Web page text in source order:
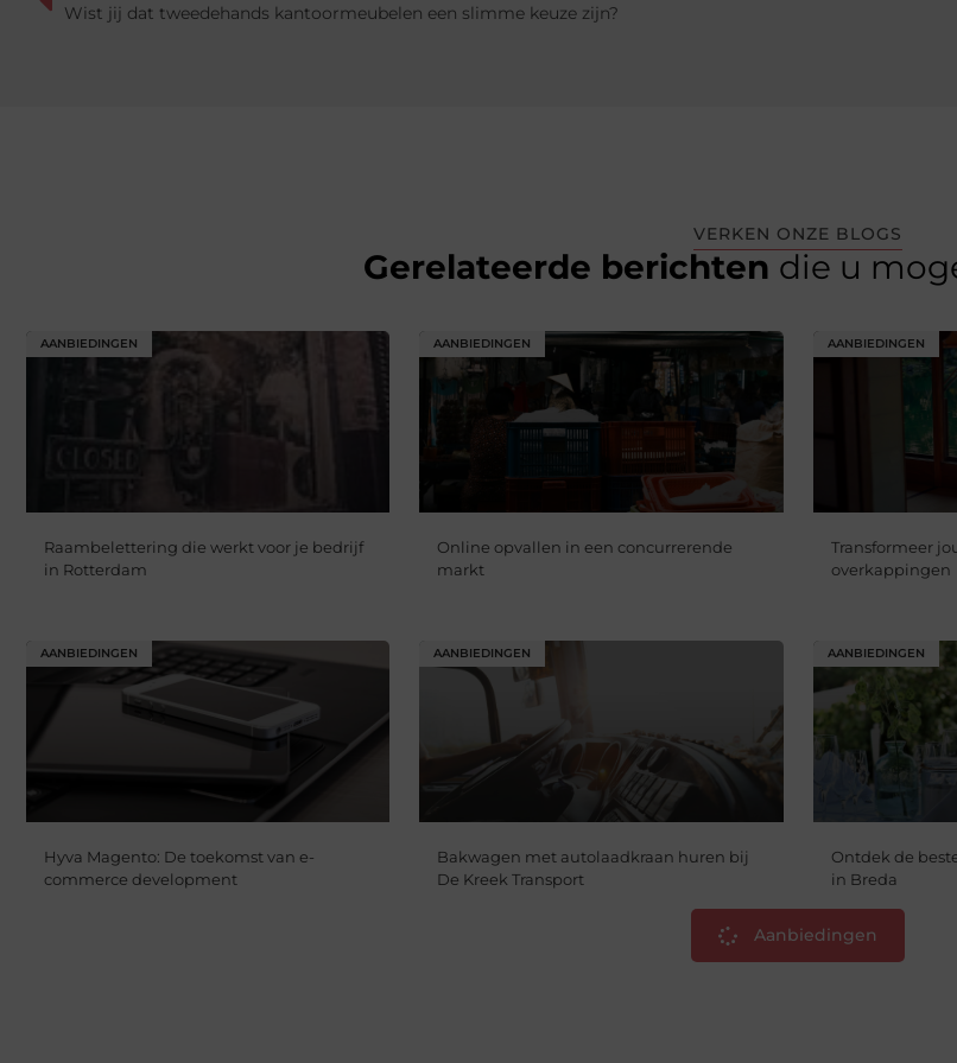
Wist jij dat tweedehands kantoormeubelen een slimme keuze zijn?
VERKEN ONZE BLOGS
Gerelateerde berichten die u
AANBIEDINGEN
Raambelettering die werkt voor je bedrijf
in Rotterdam
AANBIEDINGEN
Online opvallen in een concurrerende
markt
AANBIEDINGEN
Transformeer
overkappingen
AANBIEDINGEN
Hyva Magento: De toekomst van e-
commerce development
AANBIEDINGEN
Bakwagen met autolaadkraan huren bij
De Kreek Transport
AANBIEDINGEN
Ontdek de
in Breda
Aanbiedingen